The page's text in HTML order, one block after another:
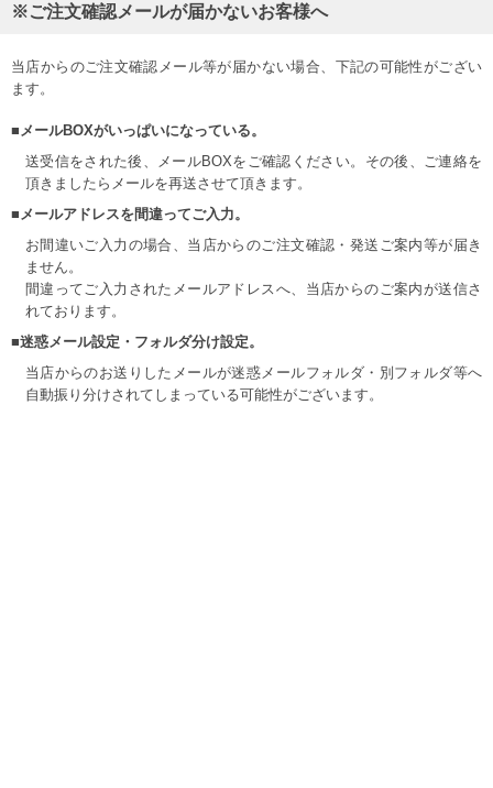
※ご注文確認メールが届かないお客様へ
当店からのご注文確認メール等が届かない場合、下記の可能性がござい
ます。
■メールBOXがいっぱいになっている。
送受信をされた後、メールBOXをご確認ください。その後、ご連絡を
頂きましたらメールを再送させて頂きます。
■メールアドレスを間違ってご入力。
お間違いご入力の場合、当店からのご注文確認・発送ご案内等が届き
ません。
間違ってご入力されたメールアドレスへ、当店からのご案内が送信さ
れております。
■迷惑メール設定・フォルダ分け設定。
当店からのお送りしたメールが迷惑メールフォルダ・別フォルダ等へ
自動振り分けされてしまっている可能性がございます。